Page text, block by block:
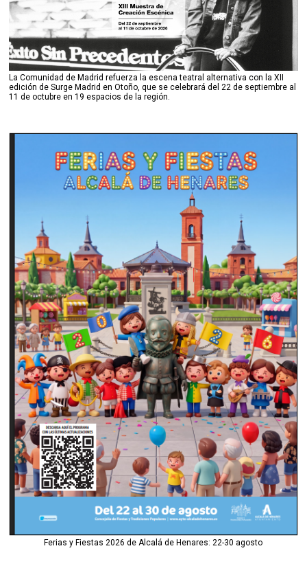
La Comunidad de Madrid refuerza la escena teatral alternativa con la XII
edición de Surge Madrid en Otoño, que se celebrará del 22 de septiembre al
11 de octubre en 19 espacios de la región.
Ferias y Fiestas 2026 de Alcalá de Henares: 22-30 agosto